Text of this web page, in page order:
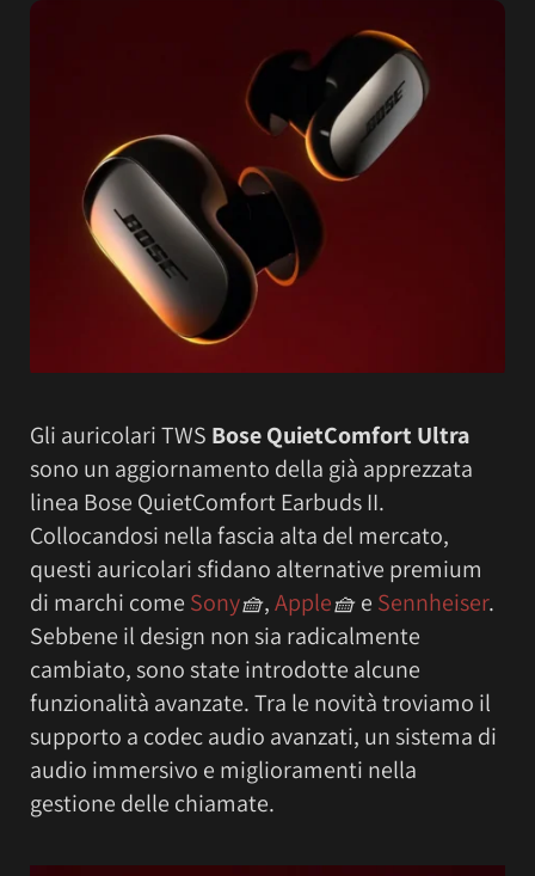
Gli auricolari TWS Bose QuietComfort Ultra
sono un aggiornamento della già apprezzata
linea Bose QuietComfort Earbuds II.
Collocandosi nella fascia alta del mercato,
questi auricolari sfidano alternative premium
di marchi come Sony🧺,Apple🧺e Sennheiser.
Sebbene il design non sia radicalmente
cambiato, sono state introdotte alcune
funzionalità avanzate. Tra le novità troviamo il
supporto a codec audio avanzati, un sistema di
audio immersivo e miglioramenti nella
gestione delle chiamate.